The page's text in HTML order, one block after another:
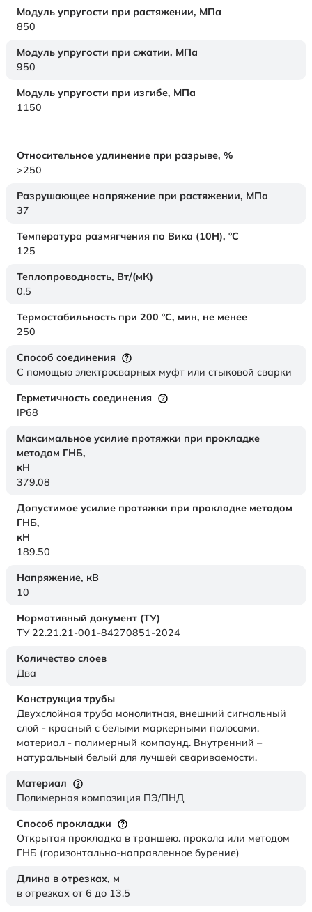
Модуль упругости при растяжении, МПа
850
Модуль упругости при сжатии, МПа
950
Модуль упругости при изгибе, МПа
1150
Относительное удлинение при разрыве, %
>250
Разрушающее напряжение при растяжении, МПа
37
Температура размягчения по Вика (10Н), °C
125
Теплопроводность, Вт/(мК)
0.5
Термостабильность при 200 °С, мин, не менее
250
Способ соединения
С помощью электросварных муфт или стыковой сварки
Герметичность соединения
IP68
Максимальное усилие протяжки при прокладке
методом ГНБ,
кН
379.08
Допустимое усилие протяжки при прокладке методом
ГНБ,
кН
189.50
Напряжение, кВ
10
Нормативный документ (ТУ)
ТУ 22.21.21-001-84270851-2024
Количество слоев
Два
Конструкция трубы
Двухслойная труба монолитная, внешний сигнальный
слой - красный с белыми маркерными полосами,
материал - полимерный компаунд. Внутренний –
натуральный белый для лучшей свариваемости.
Материал
Полимерная композиция ПЭ/ПНД
Способ прокладки
Открытая прокладка в траншею. прокола или методом
ГНБ (горизонтально-направленное бурение)
Длина в отрезках, м
в отрезках от 6 до 13.5